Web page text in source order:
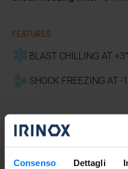
Consenso Dettagli
FEATURES
BLAST CHILLING AT
SHOCK FREEZING AT -
Average